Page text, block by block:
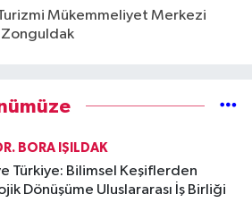
Mükemmeliyet Merkezi
BORA IŞILDAK
Türkiye: Bilimsel Keşiflerden
Dönüşüme Uluslararası İş Birliği